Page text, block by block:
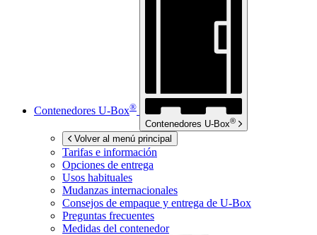
Contenedores U-Box®
Contenedores U-Box®
Volver al menú principal
Tarifas e información
Opciones de entrega
Usos habituales
Mudanzas internacionales
Consejos de empaque y entrega de U-Box
Preguntas frecuentes
Medidas del contenedor